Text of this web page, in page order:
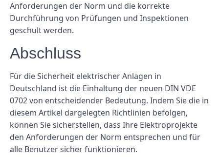
Anforderungen der Norm und die korrekte
Durchführung von Prüfungen und Inspektionen
geschult werden.
Abschluss
Für die Sicherheit elektrischer Anlagen in
Deutschland ist die Einhaltung der neuen DIN VDE
0702 von entscheidender Bedeutung. Indem Sie die in
diesem Artikel dargelegten Richtlinien befolgen,
können Sie sicherstellen, dass Ihre Elektroprojekte
den Anforderungen der Norm entsprechen und für
alle Benutzer sicher funktionieren.